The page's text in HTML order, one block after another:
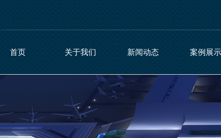
首页 关于我们 新闻动态 案例展示